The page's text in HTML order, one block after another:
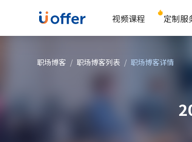
视频课程 定制服
职场博客 / 职场博客列表 / 职场博客详情